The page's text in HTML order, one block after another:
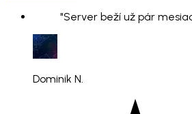
"Server beží už pár
Dominik N.